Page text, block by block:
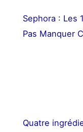
Sephora : Les
Pas Manquer
Quatre